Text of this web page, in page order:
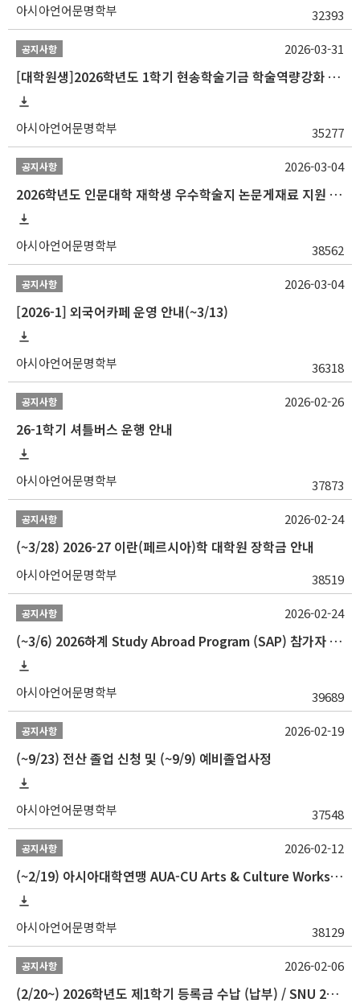
아시아언어문명학부 32393
공지사항
[대학원생]2026학년도 1학기 현송학술기금 학술역량강화 사업 안내
아시아언어문명학부 35277
2026-03-31
공지사항
2026학년도 인문대학 재학생 우수학술지 논문게재료 지원 안내
아시아언어문명학부 38562
2026-03-04
공지사항
[2026-1] 외국어카페 운영 안내(~3/13)
아시아언어문명학부 36318
2026-03-04
공지사항
26-1학기 셔틀버스 운행 안내
아시아언어문명학부 37873
2026-02-26
공지사항
(~3/28) 2026-27 이란(페르시아)학 대학원 장학금 안내
아시아언어문명학부 38519
2026-02-24
공지사항
(~3/6) 2026하계 Study Abroad Program (SAP) 참가자 모집 안내
아시아언어문명학부 39689
2026-02-24
공지사항
(~9/23) 전산 졸업 신청 및 (~9/9) 예비졸업사정
아시아언어문명학부 37548
2026-02-19
공지사항
(~2/19) 아시아대학연맹 AUA-CU Arts & Culture Workshop Camp 2026 참가자 선발 안내
아시아언어문명학부 38129
2026-02-12
공지사항
(2/20~) 2026학년도 제1학기 등록금 수납 (납부) / SNU 26-1 Tuition fee payment notice
2026-02-06